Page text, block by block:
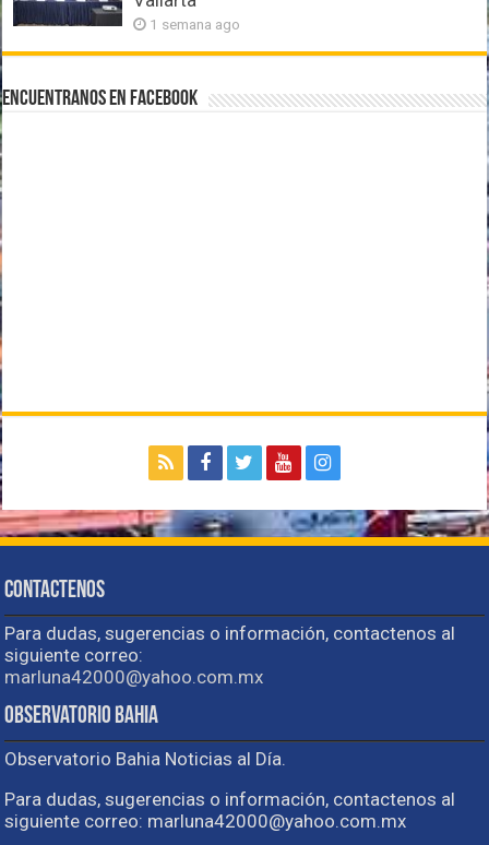
1 semana ago
Encuentranos en Facebook
Contactenos
Para dudas, sugerencias o información, contactenos al
siguiente correo:
marluna42000@yahoo.com.mx
Observatorio Bahia
Observatorio Bahia Noticias al Día.
Para dudas, sugerencias o información, contactenos al
siguiente correo: marluna42000@yahoo.com.mx